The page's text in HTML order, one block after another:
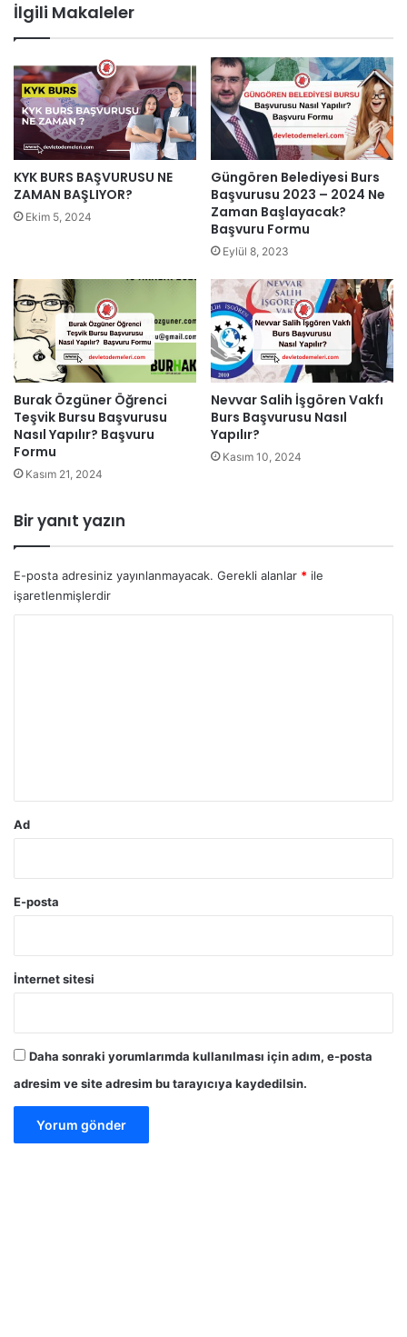
İlgili Makaleler
KYK BURS BAŞVURUSU NE
ZAMAN BAŞLIYOR?
Ekim 5, 2024
Güngören Belediyesi Burs
Başvurusu 2023 – 2024 Ne
Zaman Başlayacak?
Başvuru Formu
Eylül 8, 2023
Burak Özgüner Öğrenci
Teşvik Bursu Başvurusu
Nasıl Yapılır? Başvuru
Formu
Kasım 21, 2024
Nevvar Salih İşgören Vakfı
Burs Başvurusu Nasıl
Yapılır?
Kasım 10, 2024
Bir yanıt yazın
E-posta adresiniz yayınlanmayacak. Gerekli alanlar * ile
işaretlenmişlerdir
Ad
E-posta
İnternet sitesi
Daha sonraki yorumlarımda kullanılması için adım, e-posta
adresim ve site adresim bu tarayıcıya kaydedilsin.